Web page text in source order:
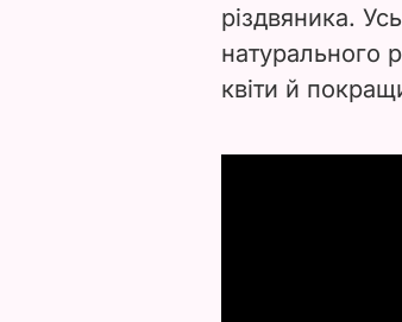
різдвяника.
натурального
квіти й